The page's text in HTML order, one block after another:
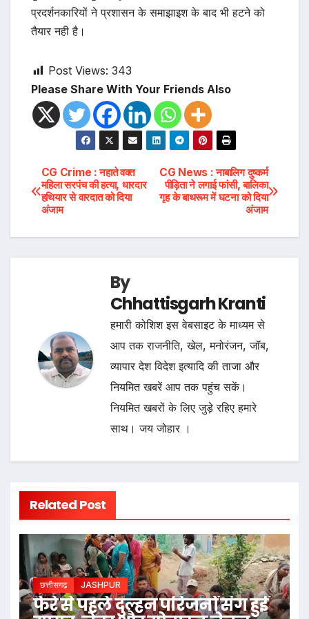
प्रदर्शनकारियों ने प्रशासन के समाझाइश के बाद भी हटने को
तैयार नही है।
Post Views: 343
Please Share With Your Friends Also
Post
navigation
CG News : नाबालिग दुष्कर्म
पीड़िता ने लगाई फांसी, बालिका
गृह के बाथरूम में घटना को दिया
अंजाम
CG Crime : नहाते वक्त
महिला सरपंच की हत्या, धारदार
हथियार से वारदात को दिया
अंजाम
By
Chhattisgarh Kranti
हमारी कोशिश इस वेबसाइट के माध्यम से
आप तक राजनीति, खेल, मनोरंजन, जॉब,
व्यापार देश विदेश इत्यादि की ताजा और
नियमित खबरें आप तक पहुंच सकें।
नियमित खबरों के लिए जुड़े रहिए हमारे
साथ। जय जोहार ।
Related Post
छत्तीसगढ़ JASHPUR
फेरे से पहले दुल्हन परिजनों संग हुई